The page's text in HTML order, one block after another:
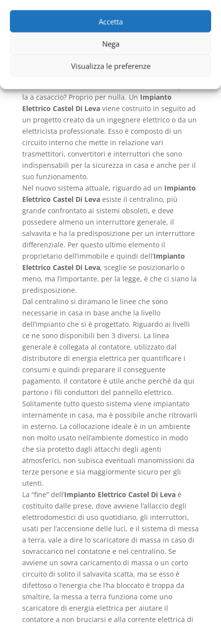
Accetta
Nega
Visualizza le preferenze
Impianto Elettrico Castel Di
caratteristiche
Quali sono gli elementi di unImpianto Elettrico
la a casaccio? Proprio per nulla. UnImpianto
Elettrico Castel Di Levaviene costruito in seguito ad
un progetto creato da un ingegnere elettrico o da un
elettricista professionale. Esso è composto di un
circuito interno che mette in relazione vari
trasmettitori, convertitori e interruttori che sono
indispensabili per la sicurezza in casa e anche per il
suo funzionamento.
Nel nuovo sistema attuale, riguardo ad un Impianto
Elettrico Castel Di Levaesiste il centralino, più
grande confrontato ai sistemi obsoleti, e deve
possedere almeno un interruttore generale, il
salvavita e ha la predisposizione per un interruttore
differenziale. Per questo ultimo elemento il
proprietario dell’immobile e quindi dell’Impianto
Elettrico Castel Di Leva, sceglie se posizionarlo o
meno, ma l’importante, per la legge, è che ci siano la
predisposizione.
Dal centralino si diramano le linee che sono
necessarie in casa in base anche la livello
dell’impianto che si è progettato. Riguardo ai livelli
ce ne sono disponibili ben 3 diversi. La linea
generale è collegata al contatore, utilizzato dal
distributore di energia elettrica per quantificare i
consumi e quindi preparare il conseguente
pagamento. Il contatore è utile anche perché da qui
partono i fili conduttori del pannello elettrico.
Solitamente tutto questo sistema viene impiantato
internamente in casa, ma è possibile anche ritrovarli
in esterno. La collocazione ideale è in un ambiente
non molto usato nell’ambiente domestico in modo
che sia protetto dagli attacchi degli agenti
atmosferici, non subisca eventuali manomissioni da
terze persone e sia maggiormente sicuro per gli
utenti.
La “fine” dell’Impianto Elettrico Castel Di Levaè
costituito dalle prese, dove avviene l’allaccio degli
elettrodomestici di uso quotidiano, gli interruttori,
usati per l’accensione delle luci, e il sistema di messa
a terra, vale a dire lo scaricatore di massa in caso di
sovraccarico nel contatone e nel centralino. Se
avviene un sovra caricamento di massa o un corto
circuito di solito il salvavita scatta, ma se esso è
difettoso o l’energia che l’ha bloccato è troppa da
smaltire, la messa a terra funziona come uno
scaricatore di energia elettrica per aiutare il
contatore a non bruciarsi e alla corrente elettrica di